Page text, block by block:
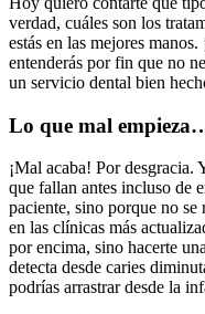
verdad, cuáles son los
estás en las mejores
entenderás por fin que no
un servicio dental bien
Lo que mal
¡Mal acaba! Por desgracia.
que fallan antes incluso de
paciente, sino porque no
en las clínicas más
por encima, sino hacerte
detecta desde caries
podrías arrastrar desde la